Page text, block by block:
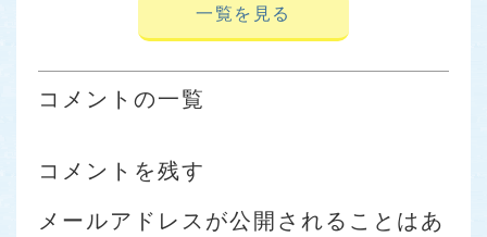
一覧を見る
コメントの一覧
コメントを残す
メールアドレスが公開されることはあ